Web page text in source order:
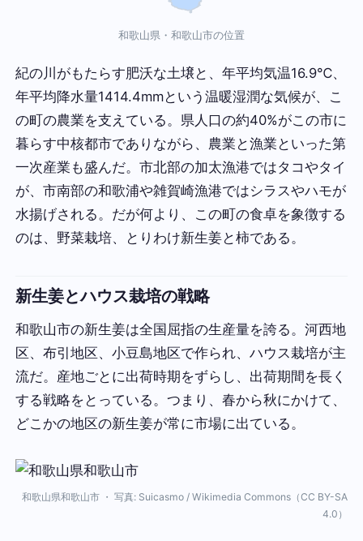
和歌山県・和歌山市の位置
紀の川がもたらす肥沃な土壌と、年平均気温16.9℃、
年平均降水量1414.4mmという温暖湿潤な気候が、こ
の町の農業を支えている。県人口の約40%がこの市に
暮らす中核都市でありながら、農業と漁業といった第
一次産業も盛んだ。市北部の加太漁港ではタコやタイ
が、市南部の和歌浦や雑賀崎漁港ではシラスやハモが
水揚げされる。だが何より、この町の食卓を象徴する
のは、野菜栽培、とりわけ新生姜と柿である。
新生姜とハウス栽培の戦略
和歌山市の新生姜は全国屈指の生産量を誇る。河西地
区、布引地区、小豆島地区で作られ、ハウス栽培が主
流だ。産地ごとに出荷時期をずらし、出荷期間を長く
する戦略をとっている。つまり、春から秋にかけて、
どこかの地区の新生姜が常に市場に出ている。
和歌山県和歌山市 ・ 写真: Suicasmo / Wikimedia Commons（CC BY-SA
4.0）